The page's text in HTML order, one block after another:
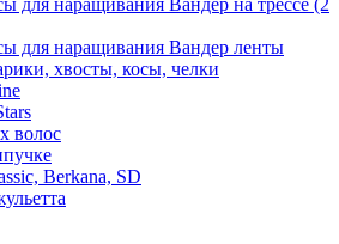
для наращивания Вандер на трессе (2
для наращивания Вандер ленты
хвосты, косы, челки
волос
Berkana, SD